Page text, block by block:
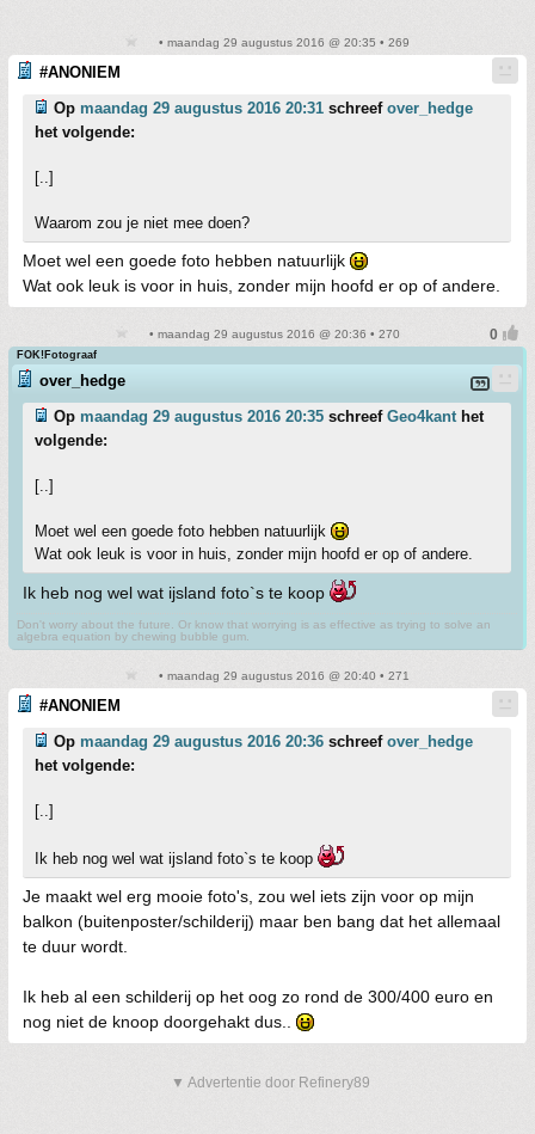
• maandag 29 augustus 2016 @ 20:35 • 269
#ANONIEM
Op maandag 29 augustus 2016 20:31 schreef over_hedge
het volgende:
[..]
Waarom zou je niet mee doen?
Moet wel een goede foto hebben natuurlijk
Wat ook leuk is voor in huis, zonder mijn hoofd er op of andere.
• maandag 29 augustus 2016 @ 20:36 • 270
FOK!Fotograaf
over_hedge
Op maandag 29 augustus 2016 20:35 schreef Geo4kanthet
volgende:
[..]
Moet wel een goede foto hebben natuurlijk
Wat ook leuk is voor in huis, zonder mijn hoofd er op of andere.
Ik heb nog wel wat ijsland foto`s te koop
Don't worry about the future. Or know that worrying is as effective as trying to solve an
algebra equation by chewing bubble gum.
• maandag 29 augustus 2016 @ 20:40 • 271
#ANONIEM
Op maandag 29 augustus 2016 20:36 schreef over_hedge
het volgende:
[..]
Ik heb nog wel wat ijsland foto`s te koop
Je maakt wel erg mooie foto's, zou wel iets zijn voor op mijn
balkon (buitenposter/schilderij) maar ben bang dat het allemaal
te duur wordt.
Ik heb al een schilderij op het oog zo rond de 300/400 euro en
nog niet de knoop doorgehakt dus..
▼ Advertentie door Refinery89